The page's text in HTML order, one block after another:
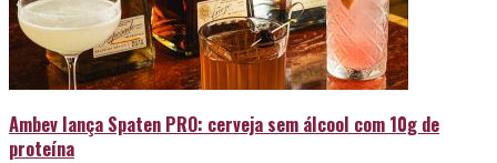
Ambev lança Spaten PRO: cerveja sem álcool com 10g de
proteína